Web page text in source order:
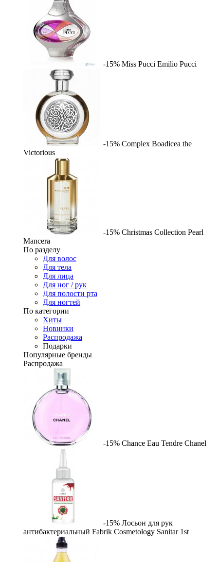
-15% Miss Pucci Emilio Pucci
-15% Complex Boadicea the
Victorious
-15% Christmas Collection Pearl
Mancera
По разделу
Для волос
Для тела
Для лица
Для ног / рук
Для полости рта
Для ногтей
По категории
Хиты
Новинки
Распродажа
Подарки
Популярные бренды
Распродажа
-15% Chance Eau Tendre Chanel
-15% Лосьон для рук
антибактериальный Fabrik Cosmetology Sanitar 1st